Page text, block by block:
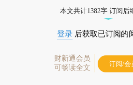
本文共计1382字 订阅后
登录 后获取已订阅的
财新通会员
可畅读全文
订阅/会